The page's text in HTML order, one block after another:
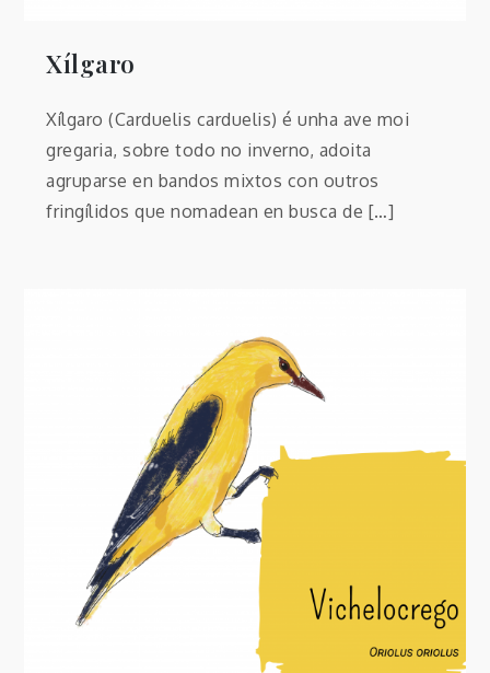
Xílgaro
Xílgaro (Carduelis carduelis) é unha ave moi
gregaria, sobre todo no inverno, adoita
agruparse en bandos mixtos con outros
fringílidos que nomadean en busca de […]